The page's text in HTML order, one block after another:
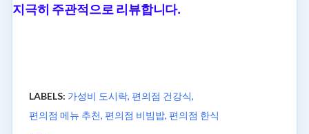
지극히 주관적으로 리뷰합니다.
LABELS: 가성비 도시락 편의점 건강식
편의점 메뉴 추천 편의점 비빔밥 편의점 한식